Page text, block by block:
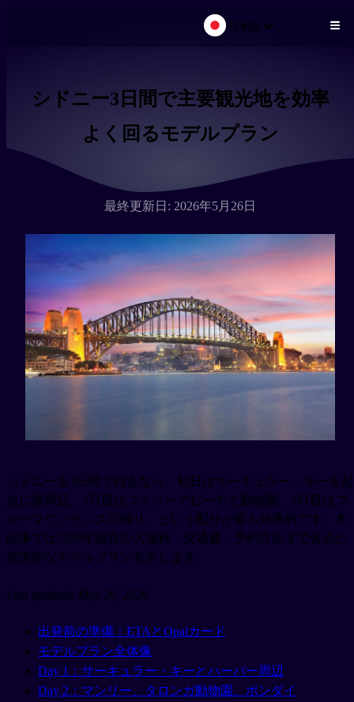
日本語
シドニー3日間で主要観光地を効率
よく回るモデルプラン
最終更新日: 2026年5月26日
シドニーを3日間で回るなら、初日はサーキュラー・キーを起
点に港周辺、2日目はフェリーでビーチと動物園、3日目はブ
ルーマウンテンズ日帰り、という配分が最も効率的です。本
記事では2026年現在の入場料・交通費・予約方法まで含めた
現実的なモデルプランを示します。
Last updated: May 26, 2026
出発前の準備：ETAとOpalカード
モデルプラン全体像
Day 1：サーキュラー・キーとハーバー周辺
Day 2：マンリー、タロンガ動物園、ボンダイ